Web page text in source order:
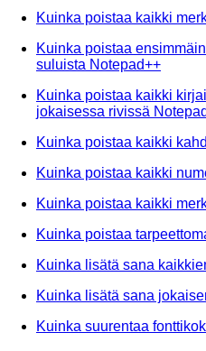
Kuinka poistaa kaikki
Kuinka poistaa
suluista Notepad++
Kuinka poistaa kaikki
jokaisessa rivissä
Kuinka poistaa kaikki
Kuinka poistaa kaikki
Kuinka poistaa kaikki
Kuinka poistaa
Kuinka lisätä sana
Kuinka lisätä sana
Kuinka suurentaa